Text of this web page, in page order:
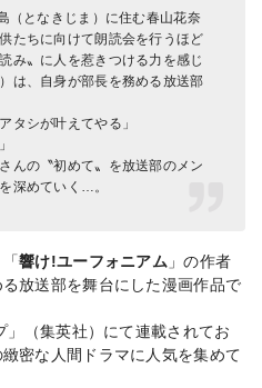
（となきじま）に住む春山花奈
たちに向けて朗読会を行うほど
み〟に人を惹きつける力を感じ
は、自身が部長を務める放送部
タシが叶えてやる」
んの〝初めて〟を放送部のメン
深めていく…。
「響け!ユーフォニアム 」の作者
放送部を舞台にした漫画作品で
（集英社）にて連載されてお
密な人間ドラマに人気を集めて